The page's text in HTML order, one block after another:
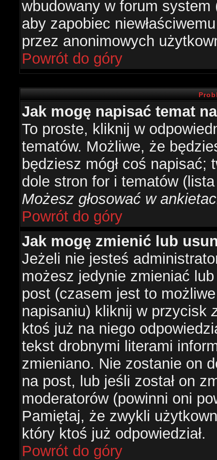
wbudowany w forum system
aby zapobiec
przez anonimowych
Powrót do góry
Jak mogę napisać temat
To proste, kliknij w
tematów. Możliwe, że
będziesz mógł coś
dole stron for i tematów
Możesz głosować w
Powrót do góry
Jak mogę zmienić lub
Jeżeli nie jesteś
możesz jedynie zmieniać
post (czasem jest to
napisaniu) kliknij w przycisk
ktoś już na niego
tekst drobnymi literami
zmieniano. Nie zostanie on
na post, lub jeśli został on
moderatorów (powinni oni
Pamiętaj, że zwykli
który ktoś już odpowiedział.
Powrót do góry